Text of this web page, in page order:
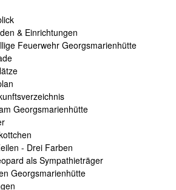
& Einrichtungen
Feuerwehr Georgsmarienhütte
Georgsmarienhütte
- Drei Farben
als Sympathieträger
Georgsmarienhütte